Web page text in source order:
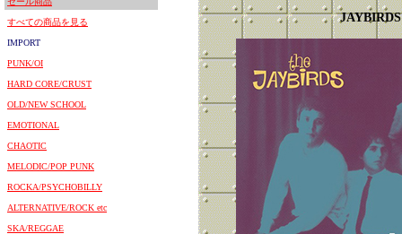
すべての商品を見る
IMPORT
PUNK/OI
HARD CORE/CRUST
OLD/NEW SCHOOL
EMOTIONAL
CHAOTIC
MELODIC/POP PUNK
ROCKA/PSYCHOBILLY
ALTERNATIVE/ROCK etc
SKA/REGGAE
JAYBIRDS